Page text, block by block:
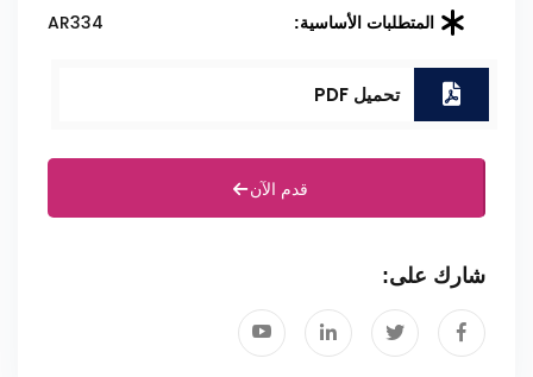
المتطلبات الأساسية: AR334
تحميل PDF
قدم الآن
شارك على: